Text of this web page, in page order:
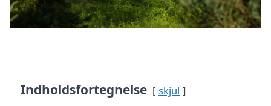
Indholdsfortegnelse skjul